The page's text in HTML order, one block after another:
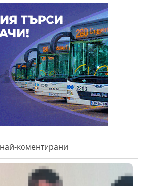
най-коментирани